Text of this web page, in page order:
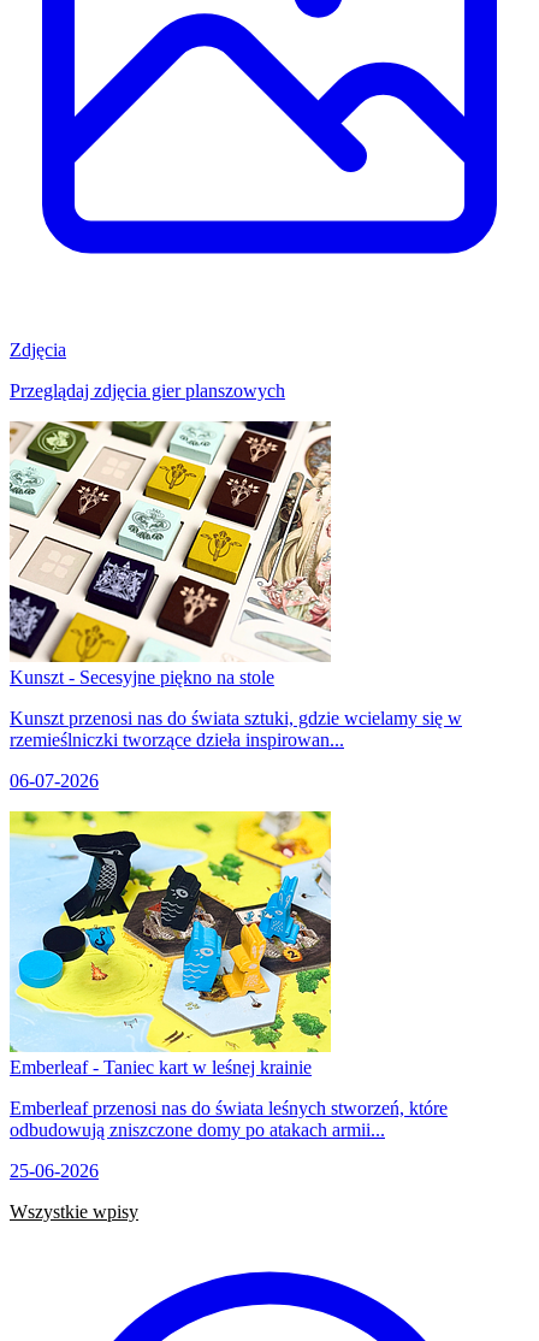
Zdjęcia
Przeglądaj zdjęcia gier planszowych
Kunszt - Secesyjne piękno na stole
Kunszt przenosi nas do świata sztuki, gdzie wcielamy się w
rzemieślniczki tworzące dzieła inspirowan...
06-07-2026
Emberleaf - Taniec kart w leśnej krainie
Emberleaf przenosi nas do świata leśnych stworzeń, które
odbudowują zniszczone domy po atakach armii...
25-06-2026
Wszystkie wpisy